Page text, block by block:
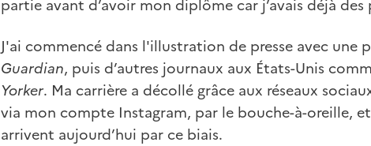
partie avant d’avoir mon diplôme car j’avais déjà
J'ai commencé dans l'illustration de presse avec une
Guardian, puis d’autres journaux aux États-Unis
Yorker. Ma carrière a décollé grâce aux réseaux
via mon compte Instagram, par le bouche-à-oreille,
arrivent aujourd’hui par ce biais.